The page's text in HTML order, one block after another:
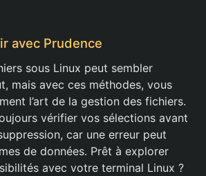
avec Prudence
sous Linux peut sembler
mais avec ces méthodes, vous
l’art de la gestion des fichiers.
vérifier vos sélections avant
car une erreur peut
de données. Prêt à explorer
avec votre terminal Linux ?